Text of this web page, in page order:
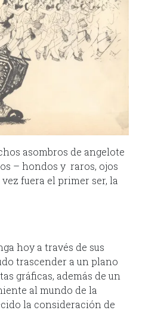
asombros de angelote
– hondos y raros, ojos
fuera el primer ser, la
hoy a través de sus
trascender a un plano
gráficas, además de un
al mundo de la
la consideración de